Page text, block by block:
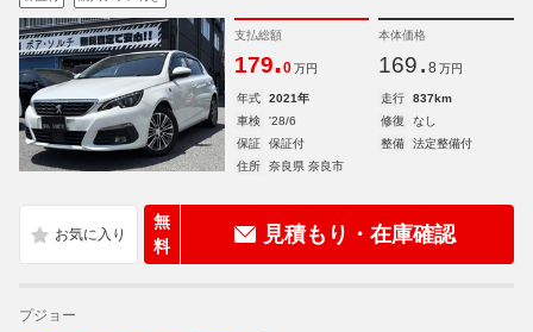
支払総額
179.0 万円
本体価格
169. 8 万円
年式 2021年 走行
837km
車検
'28/6 修復
なし
保証
保証付 整備
法定整備付
住所
奈良県 奈良市
無
料
見積もり・在庫確認
プジョー